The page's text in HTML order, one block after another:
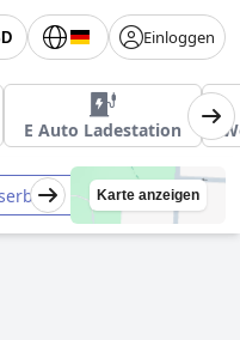
Einloggen
E Auto Ladestation
Allensbach
Karte anzeigen